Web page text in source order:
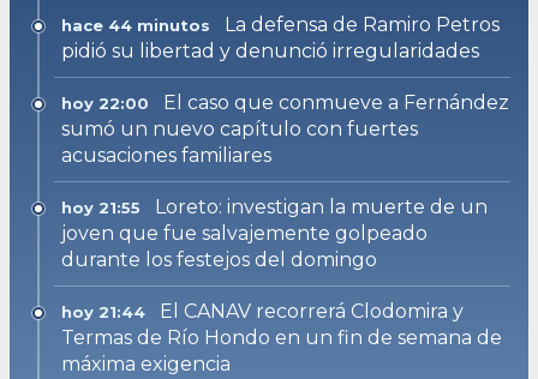
hace 44 minutos
La defensa de Ramiro Petros
pidió su libertad y denunció irregularidades
hoy 22:00
El caso que conmueve a Fernández
sumó un nuevo capítulo con fuertes
acusaciones familiares
hoy 21:55
Loreto: investigan la muerte de un
joven que fue salvajemente golpeado
durante los festejos del domingo
hoy 21:44
El CANAV recorrerá Clodomira y
Termas de Río Hondo en un fin de semana de
máxima exigencia